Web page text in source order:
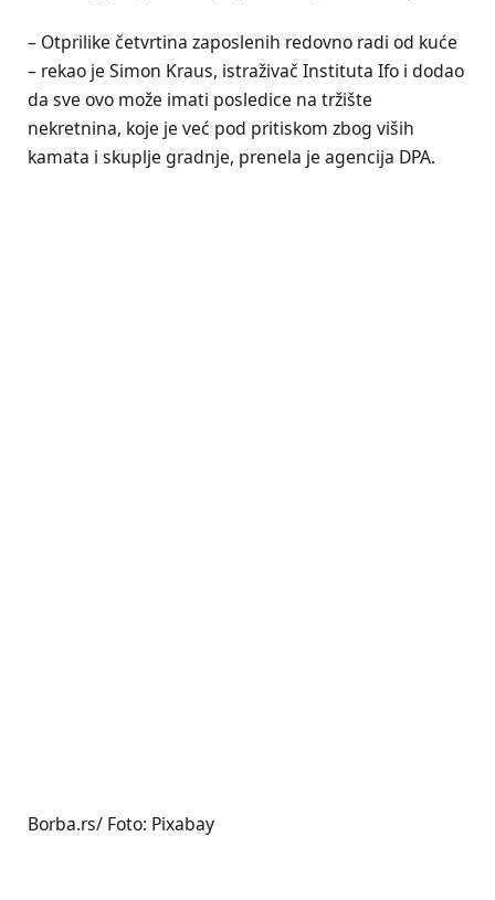
– Otprilike četvrtina zaposlenih redovno radi od kuće
– rekao je Simon Kraus, istraživač Instituta Ifo i dodao
da sve ovo može imati posledice na tržište
nekretnina, koje je već pod pritiskom zbog viših
kamata i skuplje gradnje, prenela je agencija DPA.
Borba.rs/ Foto: Pixabay